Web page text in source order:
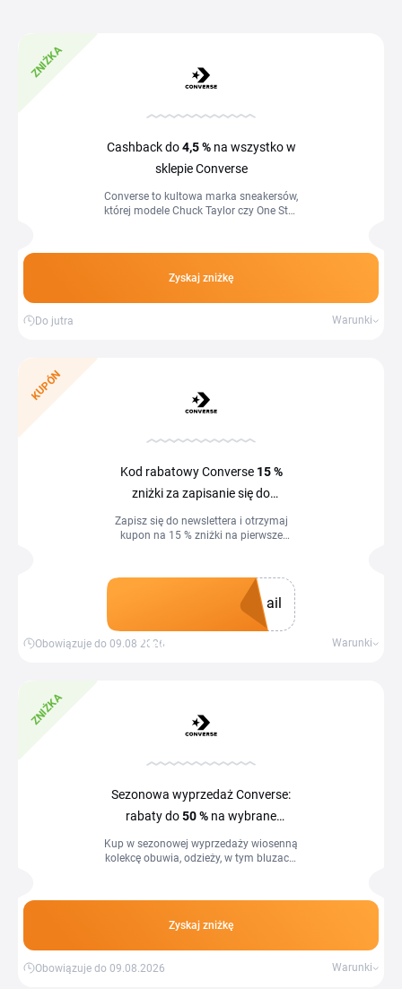
trampki, odzież oraz akcesoria z bieżących kolekcji w
sklepie internetowym. W tym zestawieniu znajdziesz
sezonowe wyprzedaże. Skopiuj kod, przejdź do sklepu i
ZNIŻKA
Cashback do4,5 %na wszystko w
sklepie Converse
Converse to kultowa marka sneakersów,
której modele Chuck Taylor czy One Star
Zyskaj zniżkę
Do jutra Warunki
KUPÓN
Kod rabatowy Converse 15 %
zniżki za zapisanie się do
newslettera
Zapisz się do newslettera i otrzymaj
kupon na 15 % zniżki na pierwsze
Zdobądź kupon
ail
Obowiązuje do 09.08.2026 Warunki
ZNIŻKA
Sezonowa wyprzedaż Converse:
rabaty do50 % na wybrane
produkty
Kup w sezonowej wyprzedaży wiosenną
kolekcę obuwia, odzieży, w tym bluzach,
Zyskaj zniżkę
Obowiązuje do 09.08.2026 Warunki